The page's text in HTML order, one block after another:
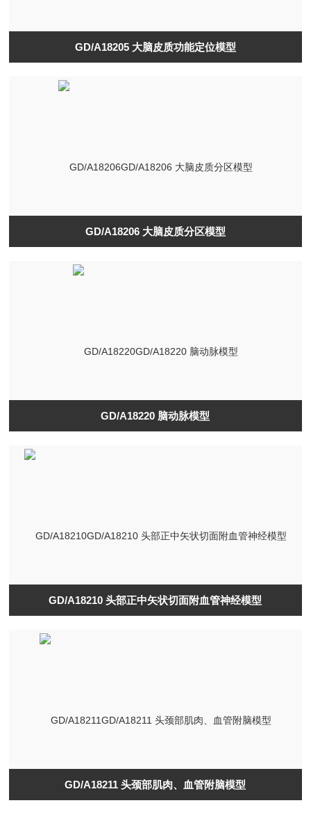
GD/A18205 大脑皮质功能定位模型
GD/A18206 大脑皮质分区模型
GD/A18220 脑动脉模型
GD/A18210 头部正中矢状切面附血管神经模型
GD/A18211 头颈部肌肉、血管附脑模型